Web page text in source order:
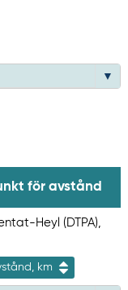
för avstånd
Heyl (DTPA),
km